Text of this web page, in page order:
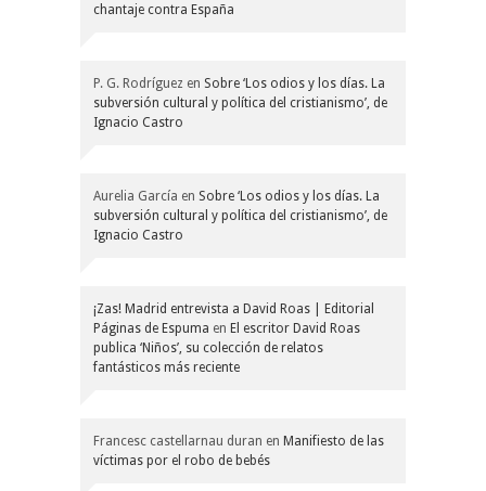
chantaje contra España
P. G. Rodríguez en Sobre ‘Los odios y los días. La
subversión cultural y política del cristianismo’, de
Ignacio Castro
Aurelia García en Sobre ‘Los odios y los días. La
subversión cultural y política del cristianismo’, de
Ignacio Castro
¡Zas! Madrid entrevista a David Roas | Editorial
Páginas de Espuma en El escritor David Roas
publica ‘Niños’, su colección de relatos
fantásticos más reciente
Francesc castellarnau duran en Manifiesto de las
víctimas por el robo de bebés